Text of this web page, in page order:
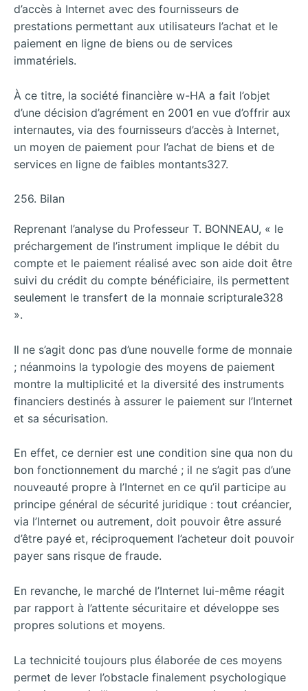
d’accès à Internet avec des fournisseurs de
prestations permettant aux utilisateurs l’achat et le
paiement en ligne de biens ou de services
immatériels.
À ce titre, la société financière w-HA a fait l’objet
d’une décision d’agrément en 2001 en vue d’offrir aux
internautes, via des fournisseurs d’accès à Internet,
un moyen de paiement pour l’achat de biens et de
services en ligne de faibles montants327.
256. Bilan
Reprenant l’analyse du Professeur T. BONNEAU, « le
préchargement de l’instrument implique le débit du
compte et le paiement réalisé avec son aide doit être
suivi du crédit du compte bénéficiaire, ils permettent
seulement le transfert de la monnaie scripturale328
».
Il ne s’agit donc pas d’une nouvelle forme de monnaie
; néanmoins la typologie des moyens de paiement
montre la multiplicité et la diversité des instruments
financiers destinés à assurer le paiement sur l’Internet
et sa sécurisation.
En effet, ce dernier est une condition sine qua non du
bon fonctionnement du marché ; il ne s’agit pas d’une
nouveauté propre à l’Internet en ce qu’il participe au
principe général de sécurité juridique : tout créancier,
via l’Internet ou autrement, doit pouvoir être assuré
d’être payé et, réciproquement l’acheteur doit pouvoir
payer sans risque de fraude.
En revanche, le marché de l’Internet lui-même réagit
par rapport à l’attente sécuritaire et développe ses
propres solutions et moyens.
La technicité toujours plus élaborée de ces moyens
permet de lever l’obstacle finalement psychologique